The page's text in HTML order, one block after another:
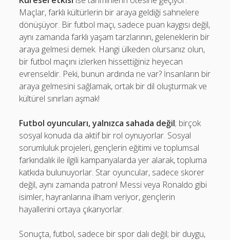
Maçlar, farklı kültürlerin bir araya geldiği sahnelere
dönüşüyor. Bir futbol maçı, sadece puan kaygısı değil,
aynı zamanda farklı yaşam tarzlarının, geleneklerin bir
araya gelmesi demek. Hangi ülkeden olursanız olun,
bir futbol maçını izlerken hissettiğiniz heyecan
evrenseldir. Peki, bunun ardında ne var? İnsanların bir
araya gelmesini sağlamak, ortak bir dil oluşturmak ve
kültürel sınırları aşmak!
Futbol oyuncuları, yalnızca sahada değil; birçok
sosyal konuda da aktif bir rol oynuyorlar. Sosyal
sorumluluk projeleri, gençlerin eğitimi ve toplumsal
farkındalık ile ilgili kampanyalarda yer alarak, topluma
katkıda bulunuyorlar. Star oyuncular, sadece skorer
değil, aynı zamanda patron! Messi veya Ronaldo gibi
isimler, hayranlarına ilham veriyor, gençlerin
hayallerini ortaya çıkarıyorlar.
Sonuçta, futbol, sadece bir spor dalı değil; bir duygu,